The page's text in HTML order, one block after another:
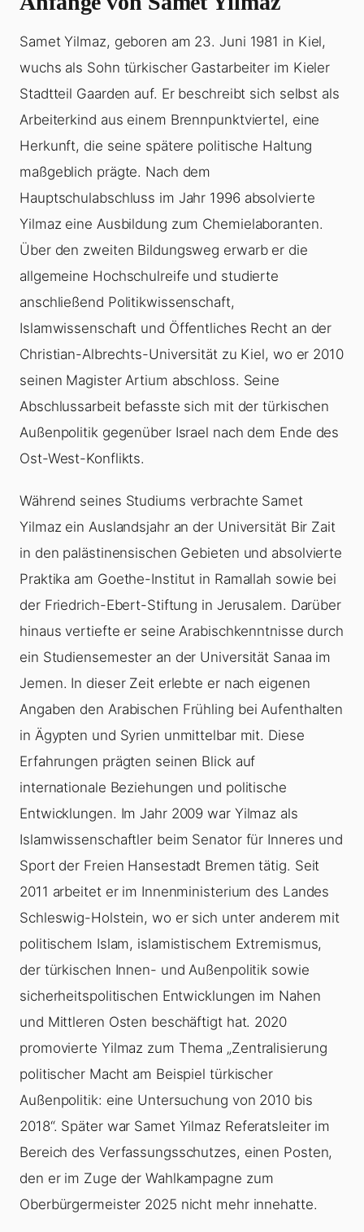
Samet Yilmaz, geboren am 23. Juni 1981 in Kiel,
wuchs als Sohn türkischer Gastarbeiter im Kieler
Stadtteil Gaarden auf. Er beschreibt sich selbst als
Arbeiterkind aus einem Brennpunktviertel, eine
Herkunft, die seine spätere politische Haltung
maßgeblich prägte. Nach dem
Hauptschulabschluss im Jahr 1996 absolvierte
Yilmaz eine Ausbildung zum Chemielaboranten.
Über den zweiten Bildungsweg erwarb er die
allgemeine Hochschulreife und studierte
anschließend Politikwissenschaft,
Islamwissenschaft und Öffentliches Recht an der
Christian-Albrechts-Universität zu Kiel, wo er 2010
seinen Magister Artium abschloss. Seine
Abschlussarbeit befasste sich mit der türkischen
Außenpolitik gegenüber Israel nach dem Ende des
Ost-West-Konflikts.
Während seines Studiums verbrachte Samet
Yilmaz ein Auslandsjahr an der Universität Bir Zait
in den palästinensischen Gebieten und absolvierte
Praktika am Goethe-Institut in Ramallah sowie bei
der Friedrich-Ebert-Stiftung in Jerusalem. Darüber
hinaus vertiefte er seine Arabischkenntnisse durch
ein Studiensemester an der Universität Sanaa im
Jemen. In dieser Zeit erlebte er nach eigenen
Angaben den Arabischen Frühling bei Aufenthalten
in Ägypten und Syrien unmittelbar mit. Diese
Erfahrungen prägten seinen Blick auf
internationale Beziehungen und politische
Entwicklungen. Im Jahr 2009 war Yilmaz als
Islamwissenschaftler beim Senator für Inneres und
Sport der Freien Hansestadt Bremen tätig. Seit
2011 arbeitet er im Innenministerium des Landes
Schleswig-Holstein, wo er sich unter anderem mit
politischem Islam, islamistischem Extremismus,
der türkischen Innen- und Außenpolitik sowie
sicherheitspolitischen Entwicklungen im Nahen
und Mittleren Osten beschäftigt hat. 2020
promovierte Yilmaz zum Thema „Zentralisierung
politischer Macht am Beispiel türkischer
Außenpolitik: eine Untersuchung von 2010 bis
2018“. Später war Samet Yilmaz Referatsleiter im
Bereich des Verfassungsschutzes, einen Posten,
den er im Zuge der Wahlkampagne zum
Oberbürgermeister 2025 nicht mehr innehatte.